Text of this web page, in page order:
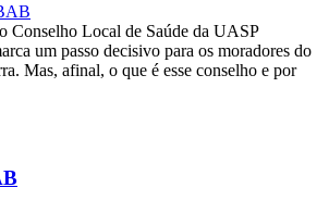
Conselho Local de Saúde da UASP
um passo decisivo para os moradores do
Mas, afinal, o que é esse conselho e por